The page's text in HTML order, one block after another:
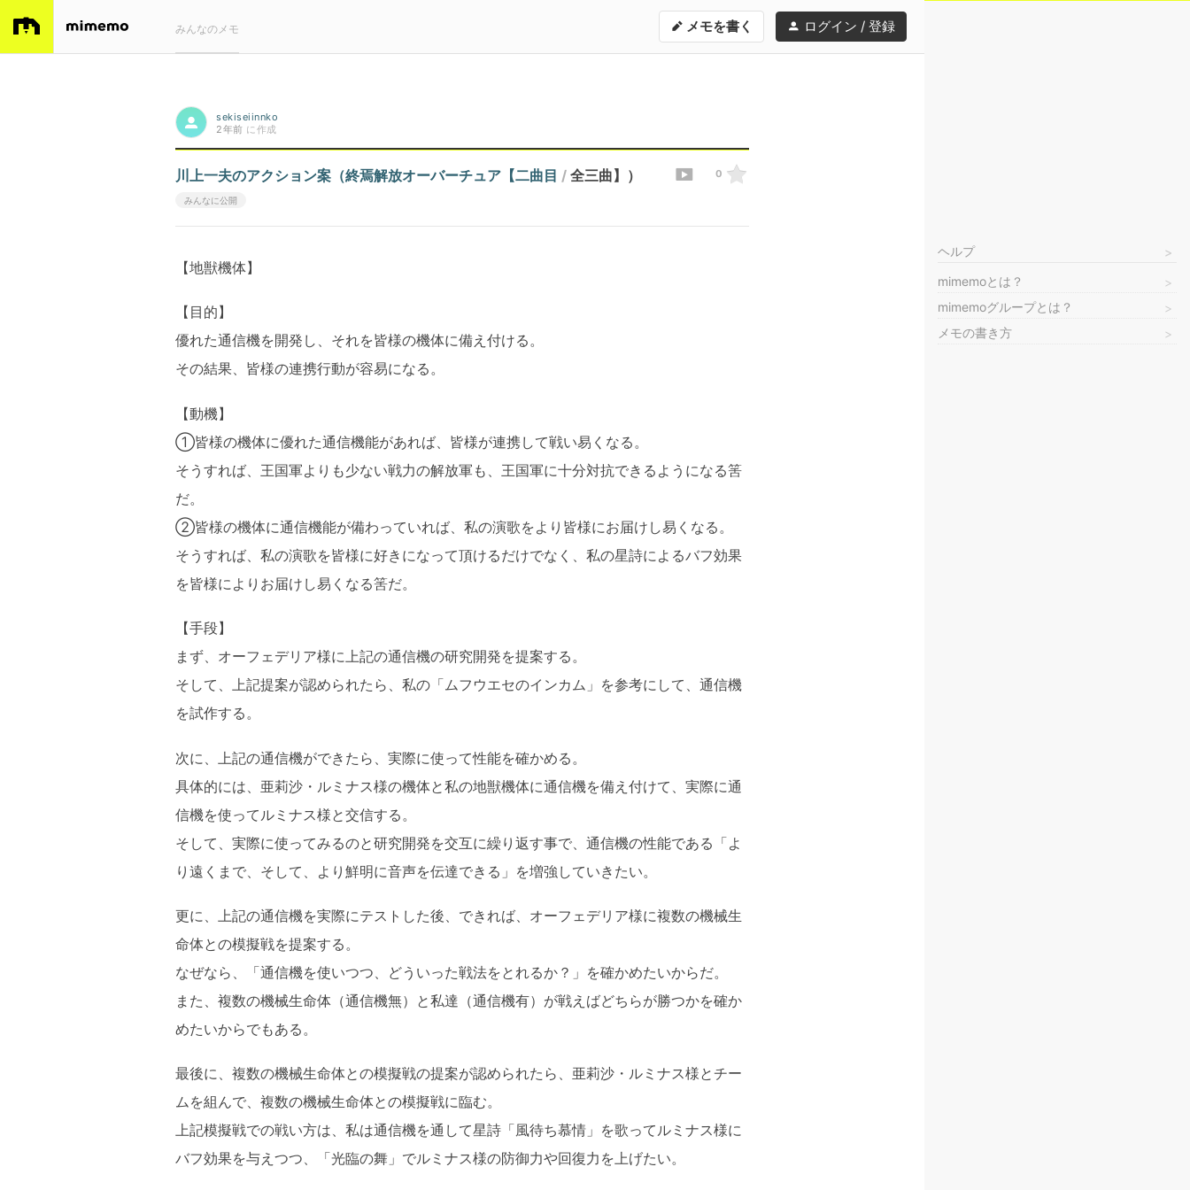
みんなのメモ メモを書く ログイン / 登録
sekiseiinnko
2年前 に作成
0
川上一夫のアクション案（終焉解放オーバーチュア【二曲目 / 全三曲】）
みんなに公開
【地獣機体】
【目的】
優れた通信機を開発し、それを皆様の機体に備え付ける。
その結果、皆様の連携行動が容易になる。
【動機】
①皆様の機体に優れた通信機能があれば、皆様が連携して戦い易くなる。
そうすれば、王国軍よりも少ない戦力の解放軍も、王国軍に十分対抗できるようになる筈
だ。
②皆様の機体に通信機能が備わっていれば、私の演歌をより皆様にお届けし易くなる。
そうすれば、私の演歌を皆様に好きになって頂けるだけでなく、私の星詩によるバフ効果
を皆様によりお届けし易くなる筈だ。
【手段】
まず、オーフェデリア様に上記の通信機の研究開発を提案する。
そして、上記提案が認められたら、私の「ムフウエセのインカム」を参考にして、通信機
を試作する。
次に、上記の通信機ができたら、実際に使って性能を確かめる。
具体的には、亜莉沙・ルミナス様の機体と私の地獣機体に通信機を備え付けて、実際に通
信機を使ってルミナス様と交信する。
そして、実際に使ってみるのと研究開発を交互に繰り返す事で、通信機の性能である「よ
り遠くまで、そして、より鮮明に音声を伝達できる」を増強していきたい。
更に、上記の通信機を実際にテストした後、できれば、オーフェデリア様に複数の機械生
命体との模擬戦を提案する。
なぜなら、「通信機を使いつつ、どういった戦法をとれるか？」を確かめたいからだ。
また、複数の機械生命体（通信機無）と私達（通信機有）が戦えばどちらが勝つかを確か
めたいからでもある。
最後に、複数の機械生命体との模擬戦の提案が認められたら、亜莉沙・ルミナス様とチー
ムを組んで、複数の機械生命体との模擬戦に臨む。
上記模擬戦での戦い方は、私は通信機を通して星詩「風待ち慕情」を歌ってルミナス様に
バフ効果を与えつつ、「光臨の舞」でルミナス様の防御力や回復力を上げたい。
ヘルプ
mimemoとは？
mimemoグループとは？
メモの書き方